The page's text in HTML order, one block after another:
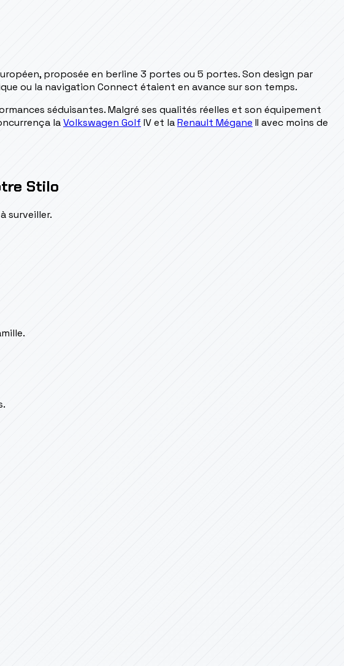
proposée en berline 3 portes ou 5 portes. Son design par
ou la navigation Connect étaient en avance sur son temps.
séduisantes. Malgré ses qualités réelles et son équipement
laVolkswagen Golf IV et laRenault Mégane II avec moins de
Stilo
surveiller.